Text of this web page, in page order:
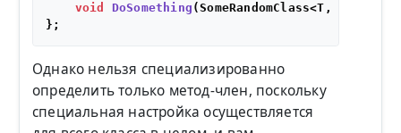
void
DoSomething (SomeRandomClass<T, S>& t)
Однако нельзя специализированно
определить только метод-член, поскольку
специальная настройка осуществляется